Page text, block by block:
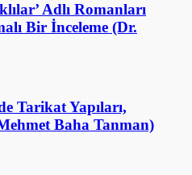
Adlı Romanları
Bir İnceleme (Dr.
Tarikat Yapıları,
Baha Tanman)